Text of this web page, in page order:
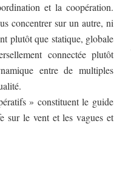
et la coopération.
concentrer sur un autre, ni
plutôt que statique, globale
connectée plutôt
entre de multiples
» constituent le guide
sur le vent et les vagues et